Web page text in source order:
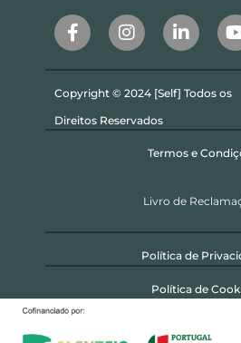
Copyright © 2024 [Self] Todos os
Direitos Reservados
Termos e
Livro de
Política de
Política de